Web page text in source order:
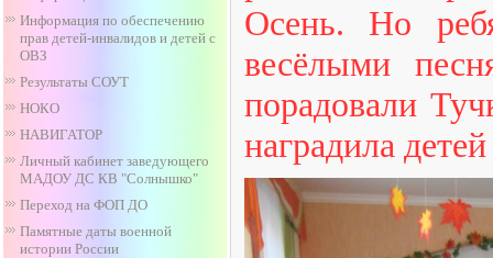
Информация по обеспечению
прав детей-инвалидов и детей с
ОВЗ
Результаты СОУТ
НОКО
НАВИГАТОР
Личный кабинет заведующего
МАДОУ ДС КВ "Солнышко"
Переход на ФОП ДО
Памятные даты военной
истории России
Осень. Но
весёлыми
порадовали
наградила